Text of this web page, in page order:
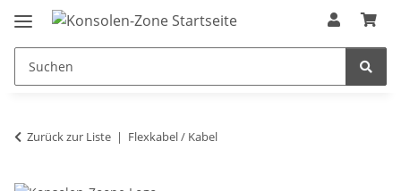
Zurück zur Liste Flexkabel / Kabel